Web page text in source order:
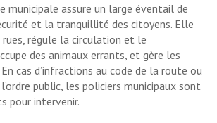
municipale assure un large éventail de
et la tranquillité des citoyens. Elle
régule la circulation et le
des animaux errants, et gère les
cas d’infractions au code de la route ou
public, les policiers municipaux sont
pour intervenir.